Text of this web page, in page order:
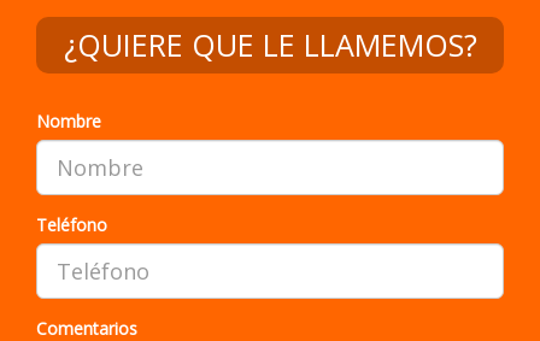
Nombre
Teléfono
Comentarios